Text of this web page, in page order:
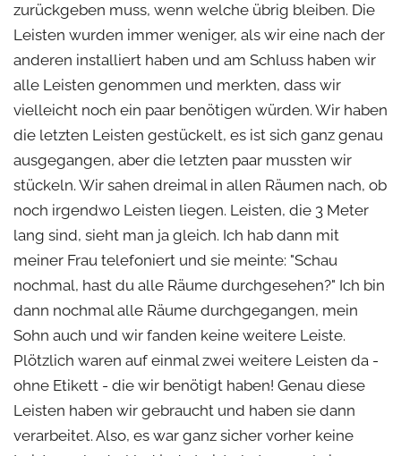
zurückgeben muss, wenn welche übrig bleiben. Die
Leisten wurden immer weniger, als wir eine nach der
anderen installiert haben und am Schluss haben wir
alle Leisten genommen und merkten, dass wir
vielleicht noch ein paar benötigen würden. Wir haben
die letzten Leisten gestückelt, es ist sich ganz genau
ausgegangen, aber die letzten paar mussten wir
stückeln. Wir sahen dreimal in allen Räumen nach, ob
noch irgendwo Leisten liegen. Leisten, die 3 Meter
lang sind, sieht man ja gleich. Ich hab dann mit
meiner Frau telefoniert und sie meinte: "Schau
nochmal, hast du alle Räume durchgesehen?" Ich bin
dann nochmal alle Räume durchgegangen, mein
Sohn auch und wir fanden keine weitere Leiste.
Plötzlich waren auf einmal zwei weitere Leisten da -
ohne Etikett - die wir benötigt haben! Genau diese
Leisten haben wir gebraucht und haben sie dann
verarbeitet. Also, es war ganz sicher vorher keine